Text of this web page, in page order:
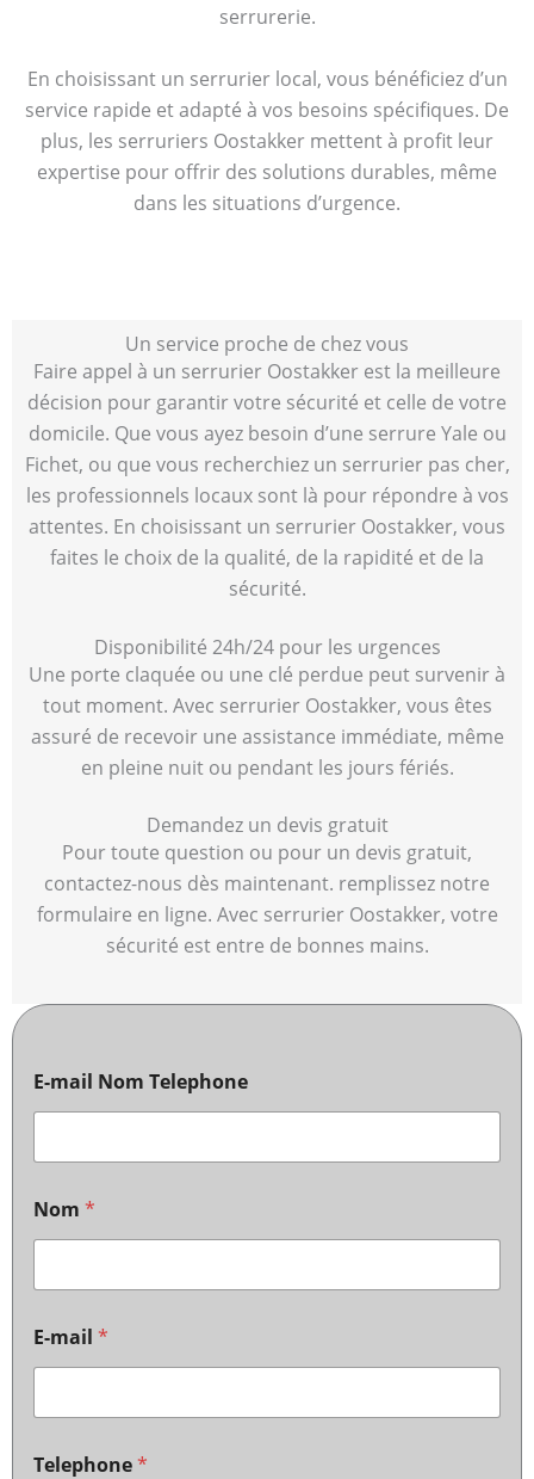
serrurerie.
En choisissant un serrurier local, vous bénéficiez d’un
service rapide et adapté à vos besoins spécifiques. De
plus, les serruriers Oostakker mettent à profit leur
expertise pour offrir des solutions durables, même
dans les situations d’urgence.
Un service proche de chez vous
Faire appel à un serrurier Oostakker est la meilleure
décision pour garantir votre sécurité et celle de votre
domicile. Que vous ayez besoin d’une serrure Yale ou
Fichet, ou que vous recherchiez un serrurier pas cher,
les professionnels locaux sont là pour répondre à vos
attentes. En choisissant un serrurier Oostakker, vous
faites le choix de la qualité, de la rapidité et de la
sécurité.
Disponibilité 24h/24 pour les urgences
Une porte claquée ou une clé perdue peut survenir à
tout moment. Avec serrurier Oostakker, vous êtes
assuré de recevoir une assistance immédiate, même
en pleine nuit ou pendant les jours fériés.
Demandez un devis gratuit
Pour toute question ou pour un devis gratuit,
contactez-nous dès maintenant. remplissez notre
formulaire en ligne. Avec serrurier Oostakker, votre
sécurité est entre de bonnes mains.
E-mail Nom Telephone
Nom *
E-mail *
Telephone*